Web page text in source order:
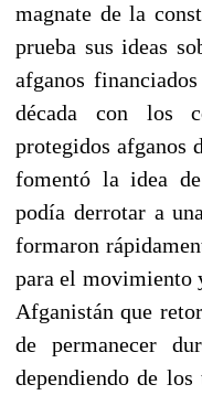
magnate de la
prueba sus ideas
afganos
década con los
protegidos afganos
fomentó la idea
podía derrotar a
formaron
para el movimiento
Afganistán que
de permanecer
dependiendo de